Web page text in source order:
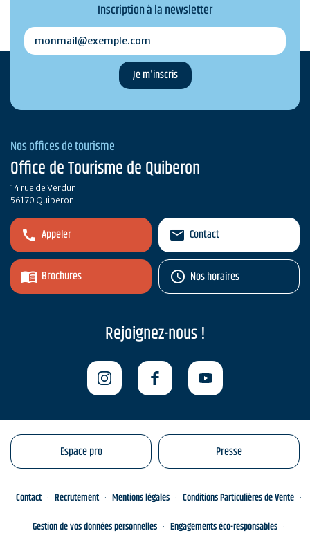
Inscription à la newsletter
monmail@exemple.com
Nos offices de tourisme
Office de Tourisme de Quiberon
14 rue de Verdun
56170 Quiberon
Appeler
Brochures
Contact
Nos horaires
Rejoignez-nous !
Espace pro Presse
Contact Recrutement Mentions légales
Conditions Particulières de Vente
Gestion de vos données personnelles
Engagements éco-responsables